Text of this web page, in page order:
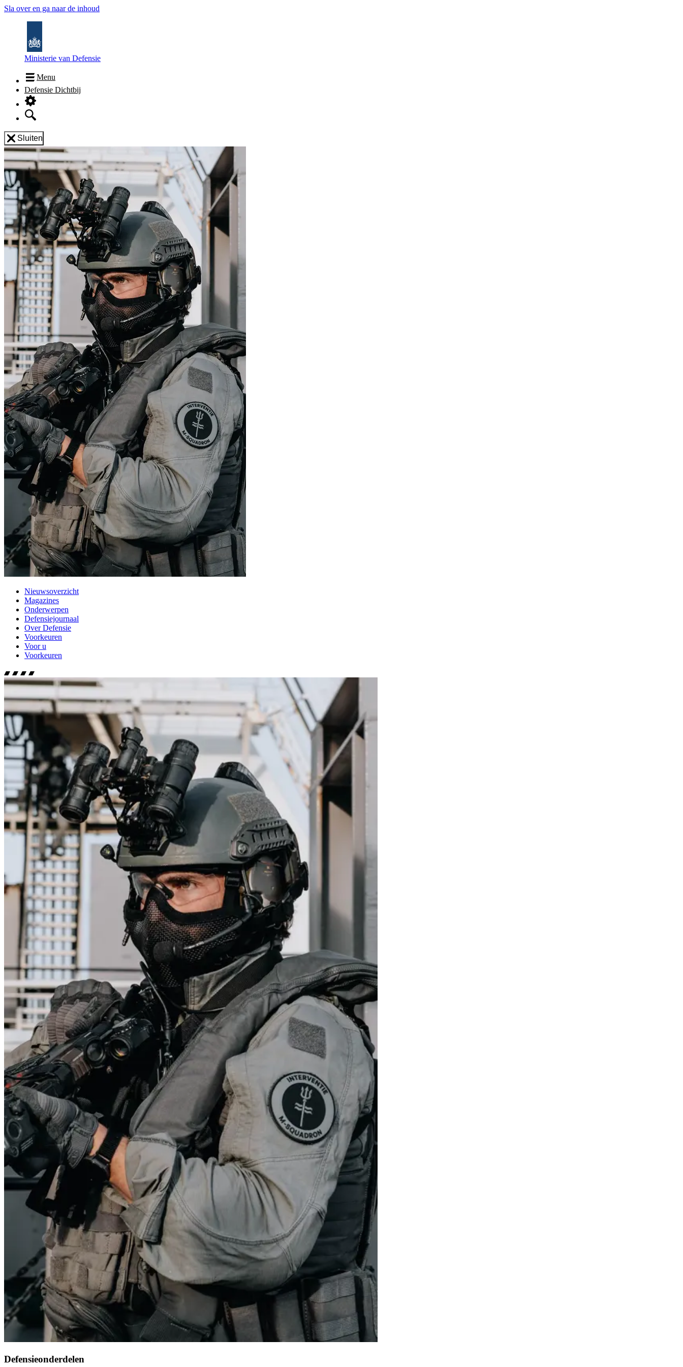
Sla over en ga naar de inhoud
Ministerie van Defensie
Menu
Defensie Dichtbij
Sluiten
Nieuwsoverzicht
Magazines
Onderwerpen
Defensiejournaal
Over Defensie
Voorkeuren
Voor u
Voorkeuren
Defensieonderdelen